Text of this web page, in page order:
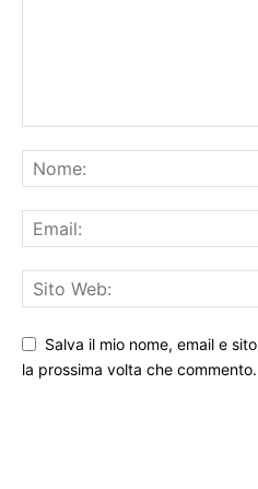
la prossima volta che commento.